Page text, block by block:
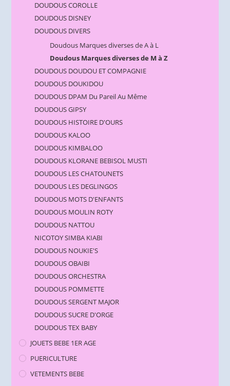
DOUDOUS COROLLE
DOUDOUS DISNEY
DOUDOUS DIVERS
Doudous Marques diverses de A à L
Doudous Marques diverses de M à Z
DOUDOUS DOUDOU ET COMPAGNIE
DOUDOUS DOUKIDOU
DOUDOUS DPAM Du Pareil Au Même
DOUDOUS GIPSY
DOUDOUS HISTOIRE D'OURS
DOUDOUS KALOO
DOUDOUS KIMBALOO
DOUDOUS KLORANE BEBISOL MUSTI
DOUDOUS LES CHATOUNETS
DOUDOUS LES DEGLINGOS
DOUDOUS MOTS D'ENFANTS
DOUDOUS MOULIN ROTY
DOUDOUS NATTOU
NICOTOY SIMBA KIABI
DOUDOUS NOUKIE'S
DOUDOUS OBAIBI
DOUDOUS ORCHESTRA
DOUDOUS POMMETTE
DOUDOUS SERGENT MAJOR
DOUDOUS SUCRE D'ORGE
DOUDOUS TEX BABY
JOUETS BEBE 1ER AGE
PUERICULTURE
VETEMENTS BEBE